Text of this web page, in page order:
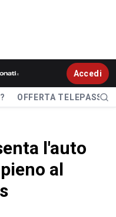
Accedi
OFFERTA TELEPASS
l'auto
al